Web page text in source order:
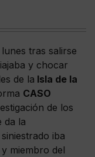
tras salirse
y chocar
de la Isla de la
CASO
de los
da la
iba
miembro del